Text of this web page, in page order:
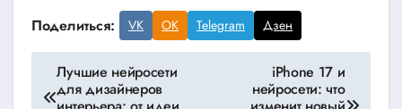
Поделиться: VK OK Telegram Дзен
Навигация
по
Лучшие нейросети
для дизайнеров
iPhone 17 и
нейросети: что